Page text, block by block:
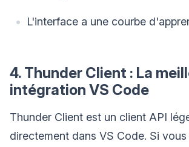
L'interface a une courbe
4. Thunder Client : La
intégration VS Code
Thunder Client est un client API
directement dans VS Code. Si